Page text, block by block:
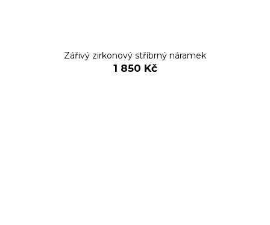
Zářivý zirkonový stříbrný náramek
1 850 Kč